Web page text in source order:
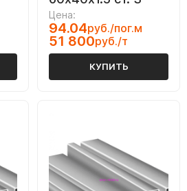
Цена:
94.04руб./пог.м
51 800руб./т
КУПИТЬ